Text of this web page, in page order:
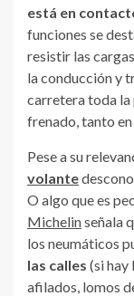
está en
funciones se
resistir las
la conducción y
carretera toda la
frenado, tanto
Pese a su
volante
O algo que es
Michelinseñala
los neumáticos
las calles (si hay
afilados, lomos